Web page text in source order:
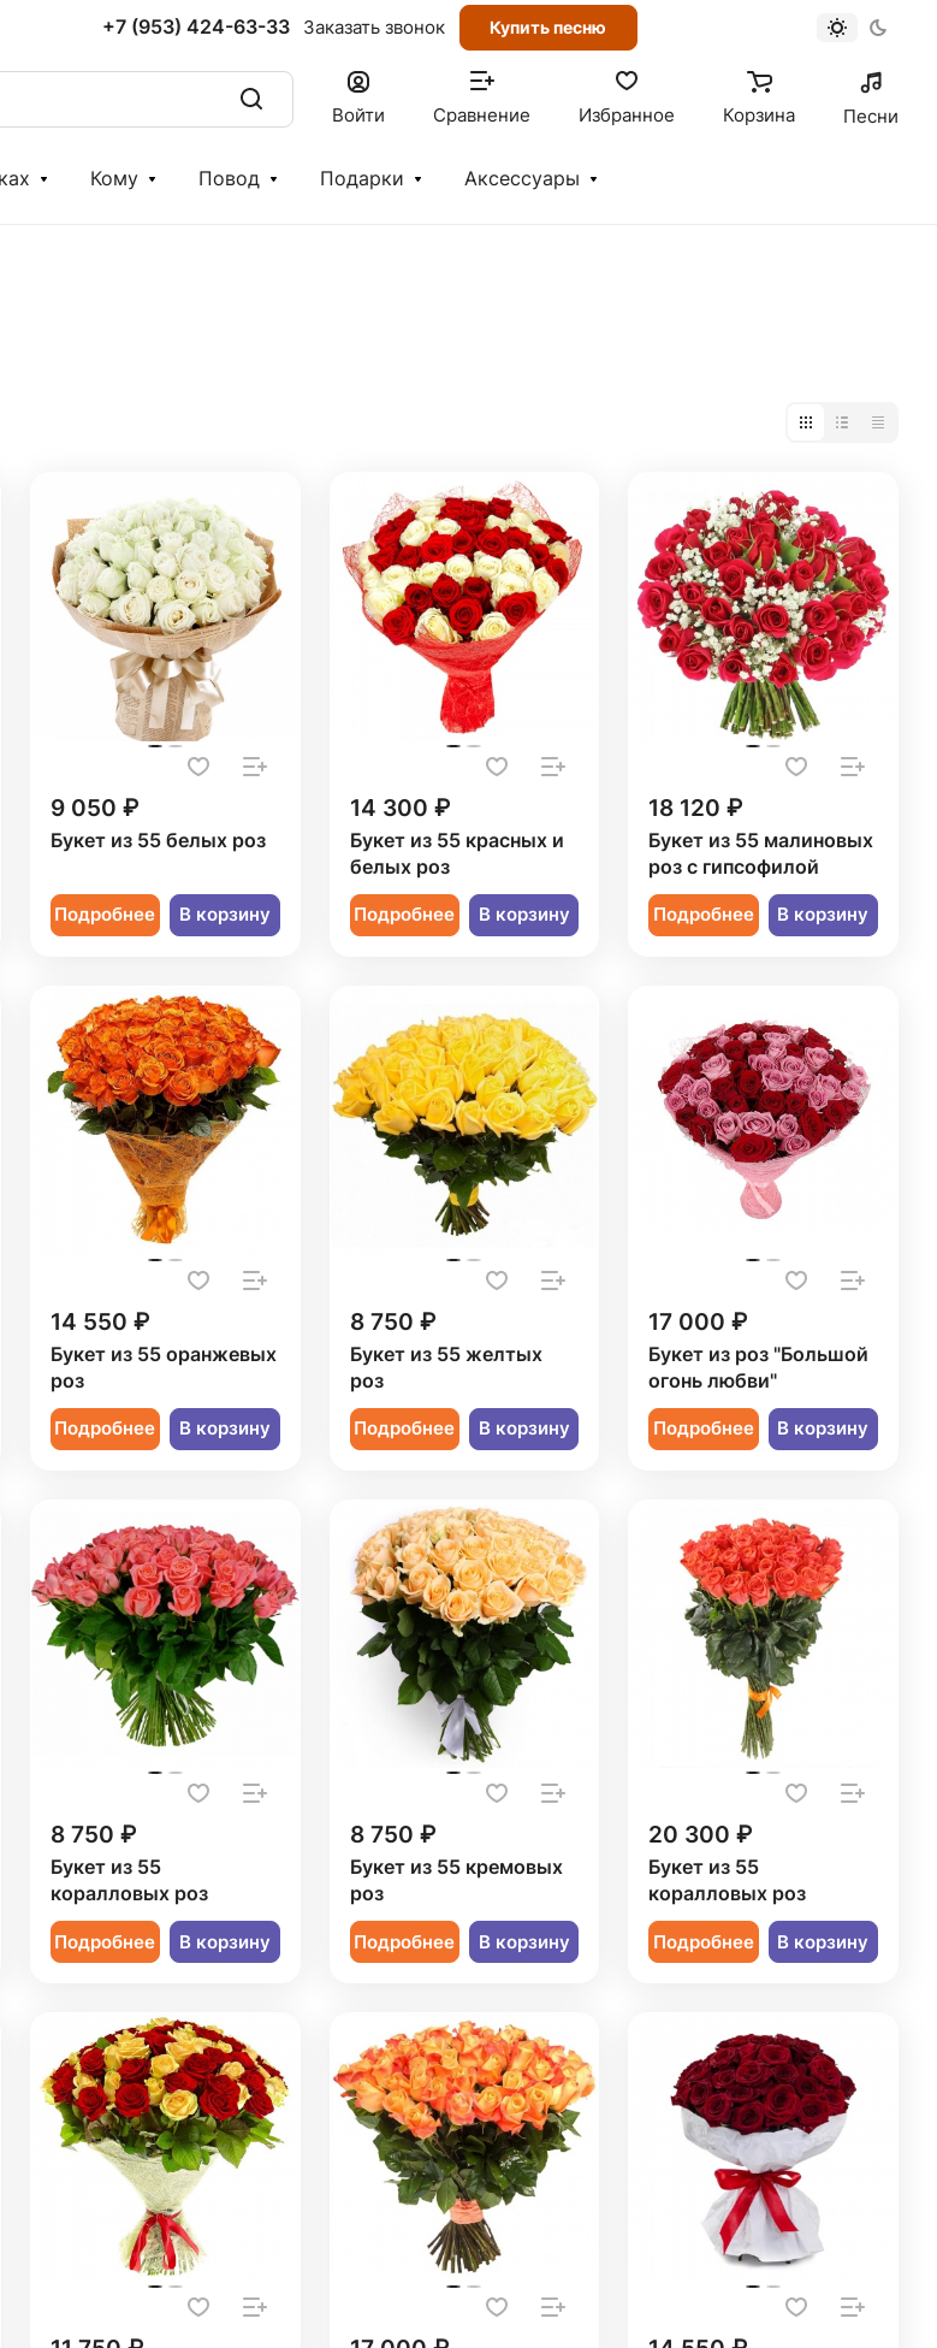
+7 (953) 424-63-33 Заказать звонок Купить песню
Войти Сравнение Избранное Корзина Песни
Кому Повод Подарки Аксессуары
9 050 ₽
Букет из 55 белых роз
Подробнее В корзину
14 300 ₽
Букет из 55 красных и
белых роз
Подробнее В корзину
18 120 ₽
Букет из 55 малиновых
роз с гипсофилой
Подробнее В корзину
14 550 ₽
Букет из 55 оранжевых
роз
Подробнее В корзину
8 750 ₽
Букет из 55 желтых
роз
Подробнее В корзину
17 000 ₽
Букет из роз "Большой
огонь любви"
Подробнее В корзину
8 750 ₽
Букет из 55
коралловых роз
Подробнее В корзину
8 750 ₽
Букет из 55 кремовых
роз
Подробнее В корзину
20 300 ₽
Букет из 55
коралловых роз
Подробнее В корзину